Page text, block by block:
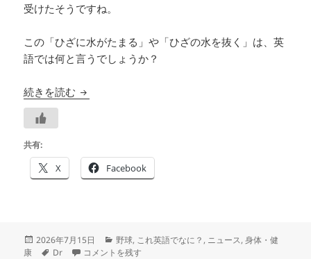
受けたそうですね。
この「ひざに水がたまる」や「ひざの水を抜く」は、英
語では何と言うでしょうか？
続きを読む 大谷選手、お大事に：「ひざの水」の英語は？―
共有:
X Facebook
投
稿
2026年7月15日
カ
テ
野球, これ英語でなに？ , ニュース,身体・健
康
タ
Dr 大谷選手、お大事に：「ひざの水」の英語は？―
コメントを残す